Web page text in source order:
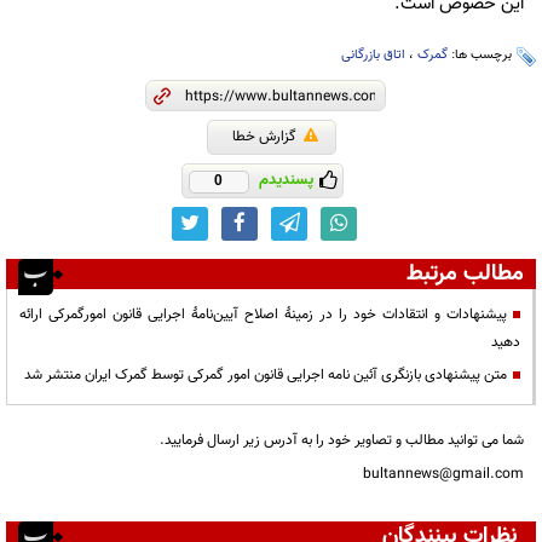
برچسب ها: گمرک ، اتاق بازرگانی
گزارش خطا
پسندیدم 0
مطالب مرتبط
پیشنهادات و انتقادات خود را در زمینۀ اصلاح آیین‌نامۀ اجرایی قانون امورگمرکی ارائه
دهید
متن پیشنهادی بازنگری آئین نامه اجرایی قانون امور گمرکی توسط گمرک ایران منتشر شد
شما می توانید مطالب و تصاویر خود را به آدرس زیر ارسال فرمایید.
bultannews@gmail.com